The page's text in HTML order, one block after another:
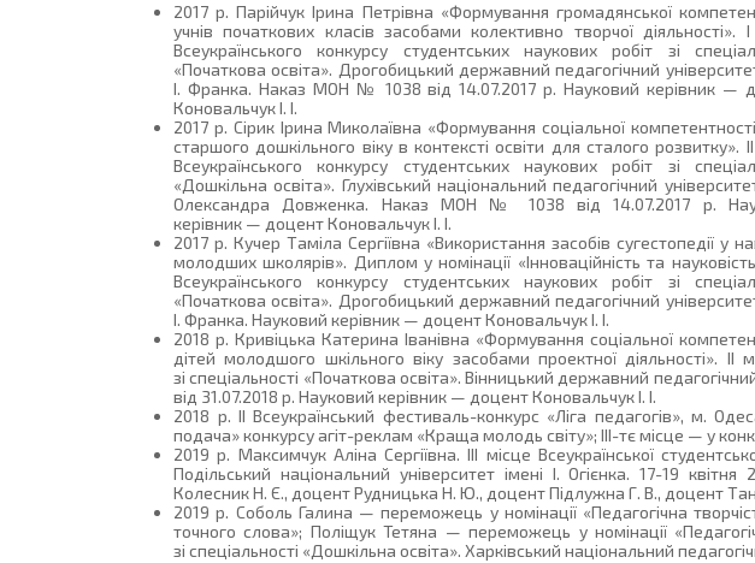
2017 р. Парійчук Ірина Петрівна «Формування громадянської
учнів початкових класів засобами колективно творчої діяльності».
Всеукраїнського конкурсу студентських наукових робіт зі
«Початкова освіта». Дрогобицький державний педагогічний
І. Франка. Наказ МОН № 1038 від 14.07.2017 р. Науковий керівник —
Коновальчук І. І.
2017 р. Сірик Ірина Миколаївна «Формування соціальної
старшого дошкільного віку в контексті освіти для сталого розвитку».
Всеукраїнського конкурсу студентських наукових робіт зі
«Дошкільна освіта». Глухівський національний педагогічний
Олександра Довженка. Наказ МОН № 1038 від 14.07.2017 р.
керівник — доцент Коновальчук І. І.
2017 р. Кучер Таміла Сергіївна «Використання зaсобів сугестопедії у
молодшиx школярів». Диплом у номінації «Інноваційність та
Всеукраїнського конкурсу студентських наукових робіт зі
«Початкова освіта». Дрогобицький державний педагогічний
І. Франка. Науковий керівник — доцент Коновальчук І. І.
2018 р. Кривіцька Катерина Іванівна «Формування соціальної
дітей молодшого шкільного віку засобами проектної діяльності». ІІ
зі спеціальності «Початкова освіта». Вінницький державний
від 31.07.2018 р. Науковий керівник — доцент Коновальчук І. І.
2018 р. ІІ Всеукраїнський фестиваль-конкурс «Ліга педагогів», м.
подача» конкурсу агіт-реклам «Краща молодь світу»; ІІІ-тє місце — у
2019 р. Максимчук Аліна Сергіївна. ІІІ місце Всеукраїнської
Подільський національний університет імені І. Огієнка. 17-19
Колесник Н. Є., доцент Рудницька Н. Ю., доцент Підлужна Г. В., доцент
2019 р. Соболь Галина — переможець у номінації «Педагогічна
точного слова»; Поліщук Тетяна — переможець у номінації
зі спеціальності «Дошкільна освіта». Харківський національний